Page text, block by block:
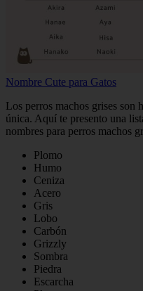
Nombre Cute para Gatos
Los perros machos grises son
única. Aquí te presento una
nombres para perros machos
Plomo
Humo
Ceniza
Acero
Gris
Lobo
Carbón
Grizzly
Sombra
Piedra
Escarcha